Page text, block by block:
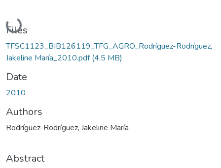
Loading...
Files
TFSC1123_BIB126119_TFG_AGRO_Rodríguez-Rodríguez,
Jakeline María_2010.pdf(4.5 MB)
Date
2010
Authors
Rodríguez-Rodríguez, Jakeline María
Abstract